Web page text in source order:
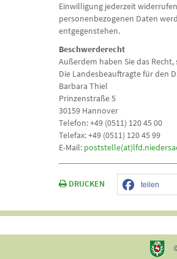
Einwilligung jederzeit
personenbezogenen Daten
entgegenstehen.
Beschwerderecht
Außerdem haben Sie das
Die Landesbeauftragte für den
Barbara Thiel
Prinzenstraße 5
30159 Hannover
Telefon: +49 (0511) 120 45 00
Telefax: +49 (0511) 120 45 99
E-Mail:
DRUCKEN teilen